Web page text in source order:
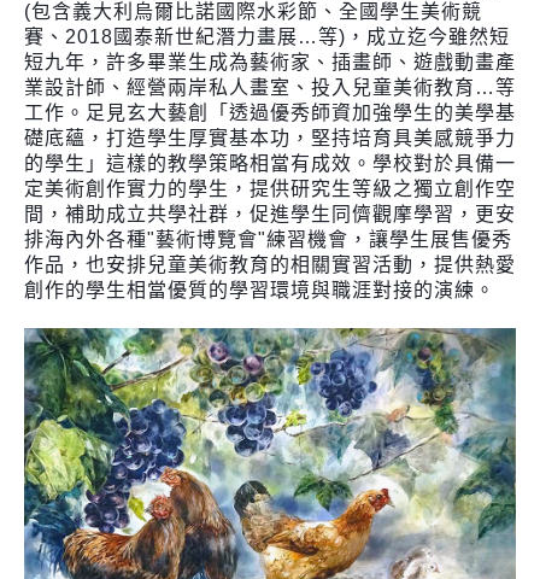
(包含義大利烏爾比諾國際水彩節、全國學生美術競
賽、2018國泰新世紀潛力畫展…等)，成立迄今雖然短
短九年，許多畢業生成為藝術家、插畫師、遊戲動畫產
業設計師、經營兩岸私人畫室、投入兒童美術教育…等
工作。足見玄大藝創「透過優秀師資加強學生的美學基
礎底蘊，打造學生厚實基本功，堅持培育具美感競爭力
的學生」這樣的教學策略相當有成效。學校對於具備一
定美術創作實力的學生，提供研究生等級之獨立創作空
間，補助成立共學社群，促進學生同儕觀摩學習，更安
排海內外各種"藝術博覽會"練習機會，讓學生展售優秀
作品，也安排兒童美術教育的相關實習活動，提供熱愛
創作的學生相當優質的學習環境與職涯對接的演練。